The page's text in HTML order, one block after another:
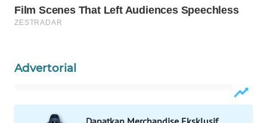
Advertorial
WN
INDRAMAYU
KUNINGAN